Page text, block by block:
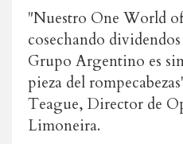
"Nuestro One World
cosechando
Grupo Argentino es
pieza del
Teague, Director de
Limoneira.